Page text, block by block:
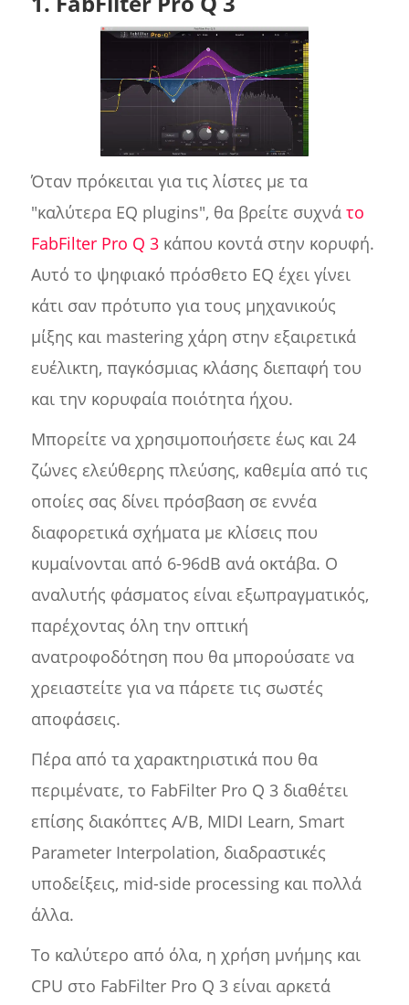
Όταν πρόκειται για τις λίστες με τα
"καλύτερα EQ plugins", θα βρείτε συχνά το
FabFilter Pro Q 3κάπου κοντά στην κορυφή.
Αυτό το ψηφιακό πρόσθετο EQ έχει γίνει
κάτι σαν πρότυπο για τους μηχανικούς
μίξης και mastering χάρη στην εξαιρετικά
ευέλικτη, παγκόσμιας κλάσης διεπαφή του
και την κορυφαία ποιότητα ήχου.
Μπορείτε να χρησιμοποιήσετε έως και 24
ζώνες ελεύθερης πλεύσης, καθεμία από τις
οποίες σας δίνει πρόσβαση σε εννέα
διαφορετικά σχήματα με κλίσεις που
κυμαίνονται από 6-96dB ανά οκτάβα. Ο
αναλυτής φάσματος είναι εξωπραγματικός,
παρέχοντας όλη την οπτική
ανατροφοδότηση που θα μπορούσατε να
χρειαστείτε για να πάρετε τις σωστές
αποφάσεις.
Πέρα από τα χαρακτηριστικά που θα
περιμένατε, το FabFilter Pro Q 3 διαθέτει
επίσης διακόπτες A/B, MIDI Learn, Smart
Parameter Interpolation, διαδραστικές
υποδείξεις, mid-side processing και πολλά
άλλα.
Το καλύτερο από όλα, η χρήση μνήμης και
CPU στο FabFilter Pro Q 3 είναι αρκετά